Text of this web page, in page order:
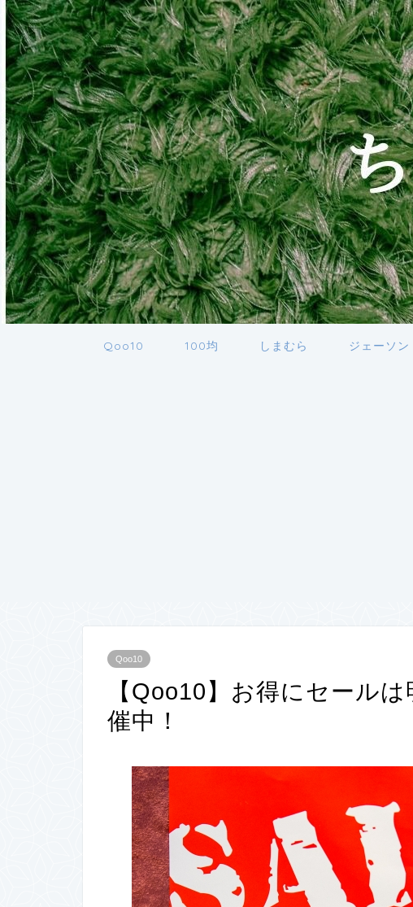
Qoo10 100均 しまむら ジェーソン
Qoo10
【Qoo10】お得にセール
催中！